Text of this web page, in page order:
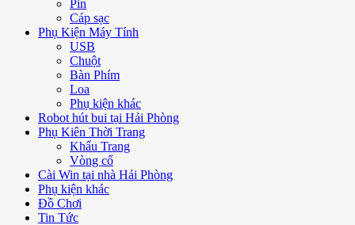
Pin
Cáp sạc
Phụ Kiện Máy Tính
USB
Chuột
Bàn Phím
Loa
Phụ kiện khác
Robot hút bui tại Hải Phòng
Phụ Kiên Thời Trang
Khẩu Trang
Vòng cổ
Cài Win tại nhà Hải Phòng
Phụ kiện khác
Đồ Chơi
Tin Tức